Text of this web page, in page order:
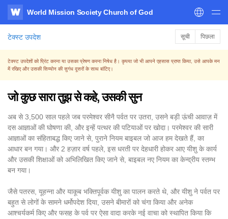
WATV
World Mission Society Church of God
टेक्स्ट उपदेश सूची पिछला
टेक्स्ट उपदेशों को प्रिंट करना या उसका प्रेषण करना निषेध है। कृपया जो भी आपने एहसास प्राप्त किया, उसे आपके मन
में रखिए और उसकी सिय्योन की सुगंध दूसरों के साथ बांटिए।
जो कुछ सारा तुझ से कहे, उसकी सुन
अब से 3,500 साल पहले जब परमेश्वर सीनै पर्वत पर उतरा, उसने बड़ी ऊंची आवाज़ में
दस आज्ञाओं की घोषणा की, और इन्हें पत्थर की पटियाओं पर खोदा। परमेश्वर की सारी
आज्ञाओं का संहिताबद्ध किए जाने से, पुराने नियम बाइबल जो आज हम देखते हैं, का
आधार बन गया। और 2 हज़ार वर्ष पहले, इस धरती पर देहधारी होकर आए यीशु के कार्य
और उसकी शिक्षाओं को अभिलिखित किए जाने से, बाइबल नए नियम का केन्द्रीय स्तम्भ
बन गया।
जैसे पतरस, यूहन्ना और याकूब भक्तिपूर्वक यीशु का पालन करते थे, और यीशु ने पर्वत पर
बहुत से लोगों के सामने धर्मोपदेश दिया, उसने बीमारों को चंगा किया और अनेक
आश्चर्यकर्म किए और फसह के पर्व पर ऐसा वादा करके नई वाचा को स्थापित किया कि